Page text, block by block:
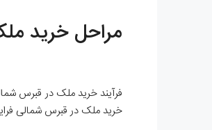
مراحل خرید
فرآیند خرید ملک در قبرس
خرید ملک در قبرس شمالی